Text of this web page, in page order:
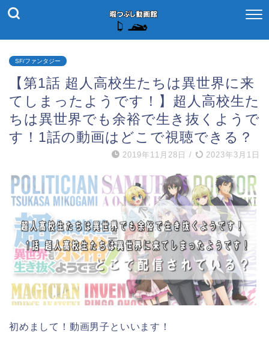
SF/ファンタジー
【第1話 超人高校生たちは異世界に来
てしまったようです！】超人高校生た
ちは異世界でも余裕で生き抜くようで
す！1話の動画はどこで視聴できる？
2019年11月28日 / 2023年3月1日
初めまして！動画男子といいます！